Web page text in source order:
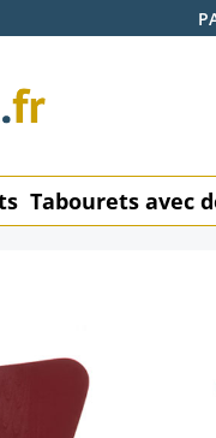
Tabourets avec